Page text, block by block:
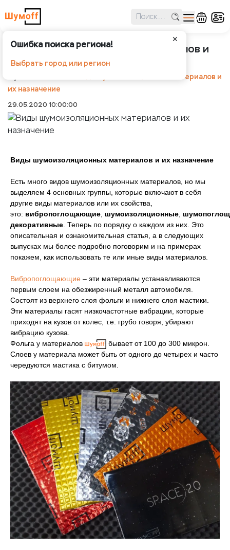
✕
Ошибка поиска региона!
Выбрать город или регион
Виды шумоизоляционных материалов и
их назначение
Виды шумоизоляционных материалов и
их назначение
29.05.2020 10:00:00
Виды шумоизоляционных материалов и их назначение
Есть много видов шумоизоляционных материалов, но мы
выделяем 4 основных группы, которые включают в себя
другие виды материалов или их свойства,
это: вибропоглощающие шумоизоляционные
декоративные . Теперь по порядку о каждом из них. Это
описательная и ознакомительная статья, а в следующих
выпусках мы более подробно поговорим и на примерах
покажем, как использовать те или иные виды материалов.
Вибропоглощающие – эти материалы устанавливаются
первым слоем на обезжиренный металл автомобиля.
Состоят из верхнего слоя фольги и нижнего слоя мастики.
Эти материалы гасят низкочастотные вибрации, которые
приходят на кузов от колес, т.е. грубо говоря, убирают
вибрацию кузова.
Фольга у материалов
бывает от 100 до 300 микрон.
Слоев у материала может быть от одного до четырех и часто
чередуются мастика с битумом.